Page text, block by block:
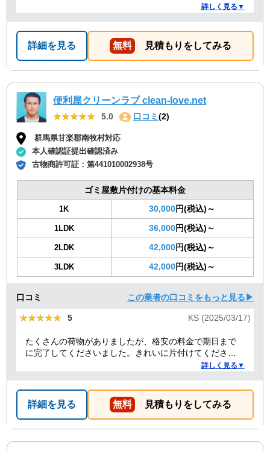
詳しく見る▼
詳細を見る 無料 見積もりをしてみる
便利屋クリーンラブ clean-love.net
★★★★★
★★★★★ 5.0 口コミ (2)
群馬県甘楽郡南牧村対応
本人確認証提出確認済み
古物商許可証：第441010002938号
ゴミ屋敷片付けの基本料金
1K 30,000円(税込)～
1LDK 36,000円(税込)～
2LDK 42,000円(税込)～
3LDK 42,000円(税込)～
口コミ この業者の口コミをもっと見る▶
★★★★★
★★★★★ 5 KS (2025/03/17)
たくさんの荷物がありましたが、格安の料金で期日まで
に完了してくださいました。きれいに片付けてくださり
ありがとうございました。作業の進捗も報告してくださ
詳しく見る▼
詳細を見る 無料 見積もりをしてみる